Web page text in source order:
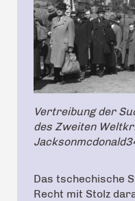
Vertreibung der
des Zweiten
Das tschechische
Recht mit Stolz